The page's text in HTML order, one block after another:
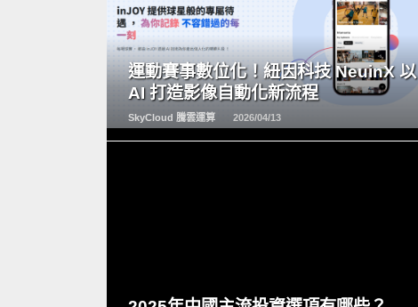
運動賽事數位化！紐因科技 NeuinX 以
AI 打造影像自動化新流程
SkyCloud 騰雲運算 2026/04/13
READ
MORE